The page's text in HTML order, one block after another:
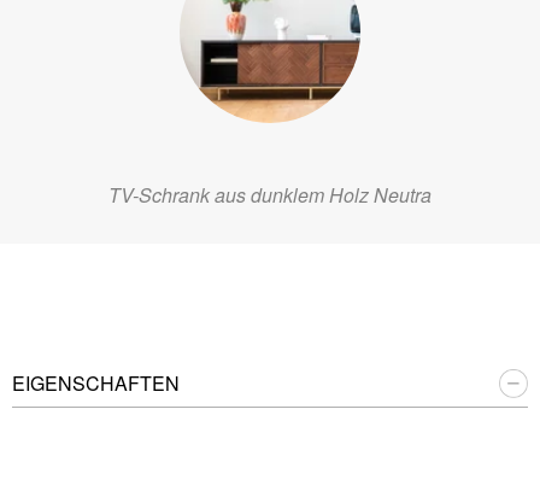
TV-Schrank aus dunklem Holz Neutra
EIGENSCHAFTEN